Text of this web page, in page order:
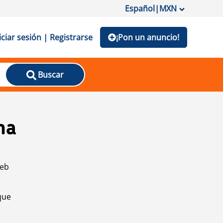
Español|MXN
sesión | Registrarse ¡Pon un anuncio!
Buscar